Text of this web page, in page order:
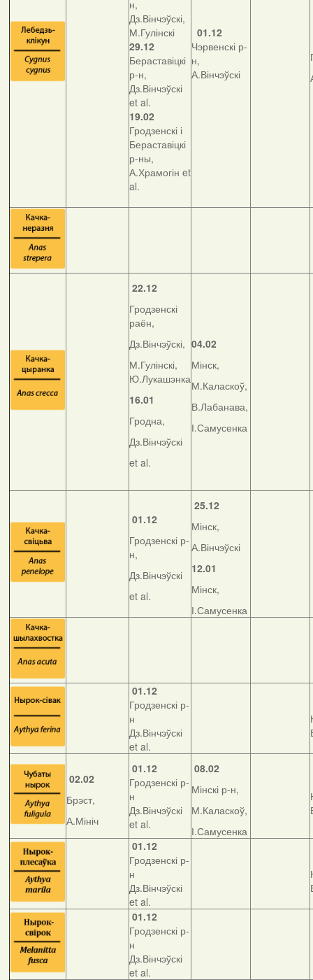
н,
Дз.Вінчэўскі,
М.Гулінскі
29.12
Бераставіцкі
р-н,
Дз.Вінчэўскі
et al.
19.02
Гродзенскі і
Бераставіцкі
р-ны,
А.Храмогін et
al.
01.12
Чэрвенскі р-
н,
А.Вінчэўскі
22.12
Гродзенскі
раён,
Дз.Вінчэўскі,
М.Гулінскі,
Ю.Лукашэнка
16.01
Гродна,
Дз.Вінчэўскі
et al.
04.02
Мінск,
М.Каласкоў,
В.Лабанава,
І.Самусенка
01.12
Гродзенскі р-
н,
Дз.Вінчэўскі
et al.
25.12
Мінск,
А.Вінчэўскі
12.01
Мінск,
І.Самусенка
01.12
Гродзенскі р-
н
Дз.Вінчэўскі
et al.
02.02
Брэст,
А.Мініч
01.12
Гродзенскі р-
н
Дз.Вінчэўскі
et al.
08.02
Мінскі р-н,
М.Каласкоў,
І.Самусенка
01.12
Гродзенскі р-
н
Дз.Вінчэўскі
et al.
01.12
Гродзенскі р-
н
Дз.Вінчэўскі
et al.